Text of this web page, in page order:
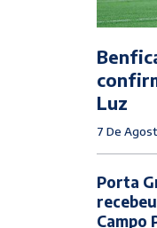
Luz
7 De
Porta
Campo